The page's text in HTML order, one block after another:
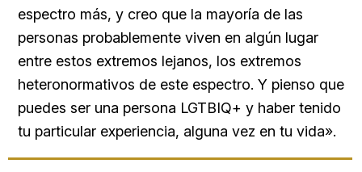
espectro más, y creo que la mayoría de las
personas probablemente viven en algún lugar
entre estos extremos lejanos, los extremos
heteronormativos de este espectro. Y pienso que
puedes ser una persona LGTBIQ+ y haber tenido
tu particular experiencia, alguna vez en tu vida».